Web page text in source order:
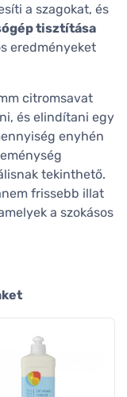
a szagokat, és
tisztítása
eredményeket
citromsavat
és elindítani egy
enyhén
tekinthető.
frissebb illat
a szokásos